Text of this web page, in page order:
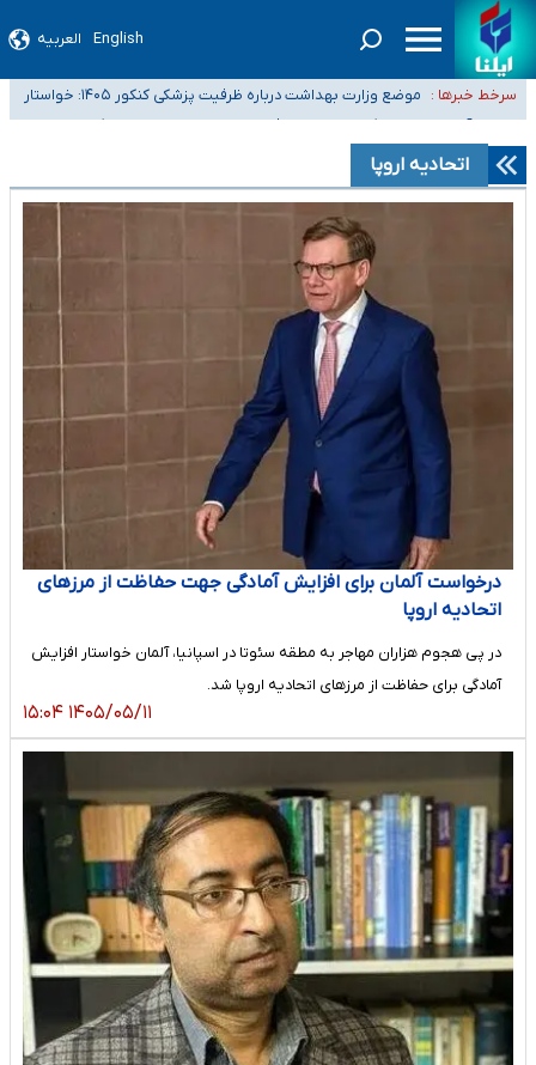
English العربیه
سرخط خبرها :
۴۰ تا ۵۰ روز گرمای نسبی در پیش داریم/ دمای تهران به ۳۸ درجه می‌رسد
موضع وزارت بهداشت درباره ظرفیت پزشکی کنکور ۱۴۰۵: خواستار
اصلاح ظرفیت‌ها هستیم، اما هنوز پاسخ مشخصی نگرفته‌ایم
تعویق آزمون ورودی دکترای تخصصی فرماندهی صحنه عملیات و
آخرین وضعیت شیوع عفونت‌های تنفسی در کشور/ خوزستان و کرمان بالاتر از
آستانه هشدار
اتحادیه اروپا
درخواست آلمان برای افزایش آمادگی جهت حفاظت از مرزهای
اتحادیه اروپا
در پی هجوم هزاران مهاجر به مطقه سئوتا در اسپانیا، آلمان خواستار افزایش
آمادگی برای حفاظت از مرزهای اتحادیه اروپا شد.
۱۴۰۵/۰۵/۱۱ ۱۵:۰۴